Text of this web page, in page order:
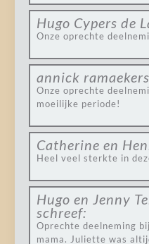
Hugo Cypers de
Onze oprechte
annick ramaekers
Onze oprechte
moeilijke periode!
Catherine en
Heel veel sterkte in
Hugo en Jenny
schreef:
Oprechte deelneming
mama. Juliette was